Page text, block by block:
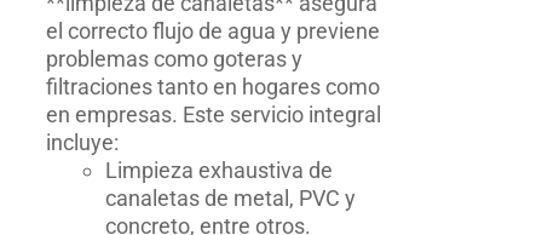
el correcto flujo de agua y previene
problemas como goteras y
filtraciones tanto en hogares como
en empresas. Este servicio integral
incluye:
Limpieza exhaustiva de
canaletas de metal, PVC y
concreto, entre otros.